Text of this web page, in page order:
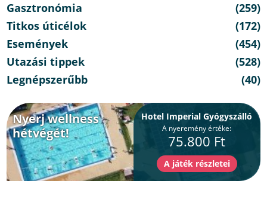
Gasztronómia
(259)
Titkos úticélok
(172)
Események
(454)
Utazási tippek
(528)
Legnépszerűbb
(40)
Nyerj wellness
hétvégét!
Hotel Imperial Gyógyszálló
A nyeremény értéke:
75.800 Ft